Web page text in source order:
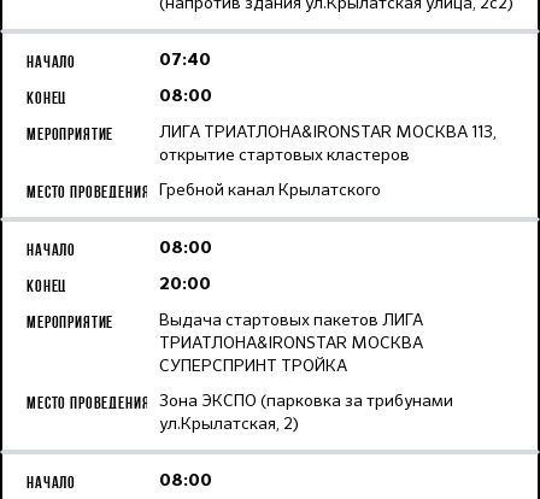
07:40
08:00
ЛИГА ТРИАТЛОНА&IRONSTAR МОСКВА 113,
открытие стартовых кластеров
Гребной канал Крылатского
08:00
20:00
Выдача стартовых пакетов ЛИГА
ТРИАТЛОНА&IRONSTAR МОСКВА
СУПЕРСПРИНТ ТРОЙКА
Зона ЭКСПО (парковка за трибунами
ул.Крылатская, 2)
08:00